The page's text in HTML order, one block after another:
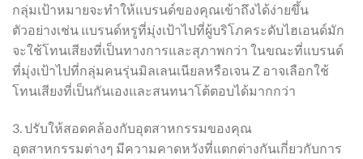
กลุ่มเป้าหมายจะทำให้แบรนด์ของคุณเข้าถึงได้ง่ายขึ้น
ตัวอย่างเช่น แบรนด์หรูที่มุ่งเป้าไปที่ผู้บริโภคระดับไฮเอนด์มัก
จะใช้โทนเสียงที่เป็นทางการและสุภาพกว่า ในขณะที่แบรนด์
ที่มุ่งเป้าไปที่กลุ่มคนรุ่นมิลเลนเนียลหรือเจน Z อาจเลือกใช้
โทนเสียงที่เป็นกันเองและสนทนาโต้ตอบได้มากกว่า
3. ปรับให้สอดคล้องกับอุตสาหกรรมของคุณ
อุตสาหกรรมต่างๆ มีความคาดหวังที่แตกต่างกันเกี่ยวกับการ